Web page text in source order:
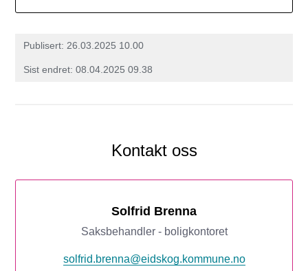
Publisert 26.03.2025 10.00
Sist endret 08.04.2025 09.38
Kontakt oss
Solfrid Brenna
Saksbehandler - boligkontoret
solfrid.brenna@eidskog.kommune.no